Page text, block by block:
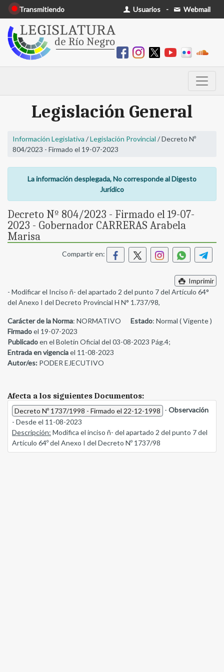
Transmitiendo Usuarios - Webmail
Legislación General
Información Legislativa /Legislación Provincial / Decreto Nº
804/2023 - Firmado el 19-07-2023
La información desplegada, No corresponde al Digesto
Jurídico
Decreto Nº 804/2023 - Firmado el 19-07-
2023 - Gobernador CARRERAS Arabela
Marisa
Compartir en:
Imprimir
- Modificar el Inciso ñ- del apartado 2 del punto 7 del Artículo 64°
del Anexo I del Decreto Provincial H N° 1.737/98,
Carácter de la Norma: NORMATIVO Estado: Normal ( Vigente )
Firmadoel 19-07-2023
Publicadoen el Boletín Oficial del 03-08-2023 Pág.4;
Entrada en vigenciael 11-08-2023
Autor/es: PODER EJECUTIVO
Afecta a los siguientes Documentos:
Decreto Nº 1737/1998 - Firmado el 22-12-1998 - Observación
- Desde el 11-08-2023
Descripción: Modifica el inciso ñ- del apartado 2 del punto 7 del
Artículo 64º del Anexo I del Decreto Nº 1737/98